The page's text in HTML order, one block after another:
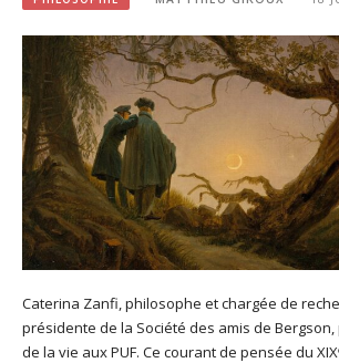
Caterina Zanfi, philosophe et chargée de
présidente de la Société des amis de
de la vie aux PUF. Ce courant de pensée du